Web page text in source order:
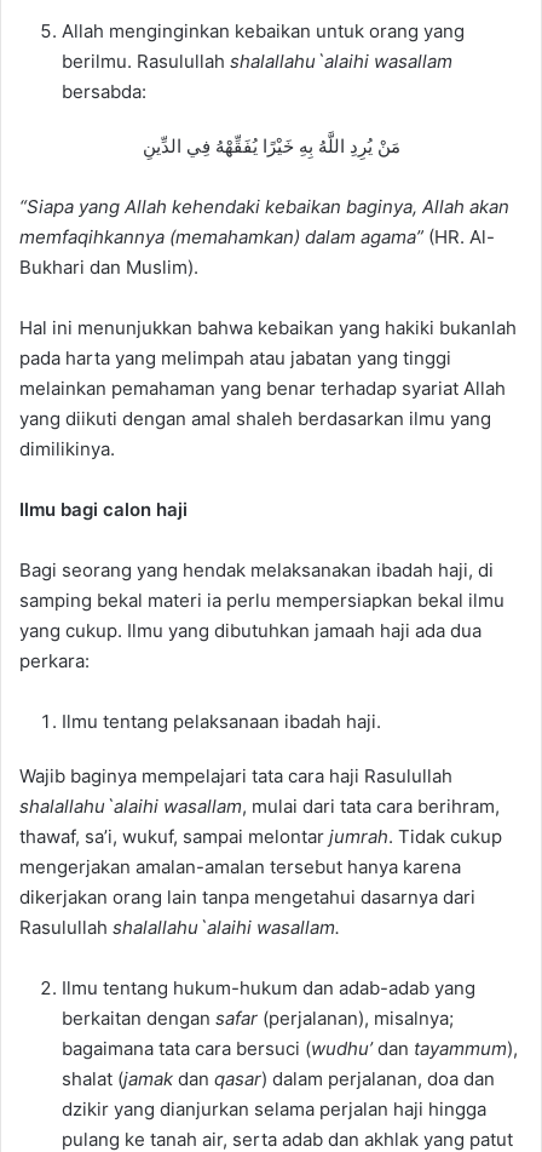
Allah menginginkan kebaikan untuk orang yang
berilmu. Rasulullah shalallahu`alaihi wasallam
bersabda:
مَنْ يُرِدِ اللَّهُ بِهِ خَيْرًا يُفَقِّهْهُ فِي الدِّينِ
“Siapa yang Allah kehendaki kebaikan baginya, Allah akan
memfaqihkannya (memahamkan) dalam agama” (HR. Al-
Bukhari dan Muslim).
Hal ini menunjukkan bahwa kebaikan yang hakiki bukanlah
pada harta yang melimpah atau jabatan yang tinggi
melainkan pemahaman yang benar terhadap syariat Allah
yang diikuti dengan amal shaleh berdasarkan ilmu yang
dimilikinya.
Ilmu bagi calon haji
Bagi seorang yang hendak melaksanakan ibadah haji, di
samping bekal materi ia perlu mempersiapkan bekal ilmu
yang cukup. Ilmu yang dibutuhkan jamaah haji ada dua
perkara:
Ilmu tentang pelaksanaan ibadah haji.
Wajib baginya mempelajari tata cara haji Rasulullah
shalallahu`alaihi wasallam, mulai dari tata cara berihram,
thawaf, sa’i, wukuf, sampai melontar jumrah. Tidak cukup
mengerjakan amalan-amalan tersebut hanya karena
dikerjakan orang lain tanpa mengetahui dasarnya dari
Rasulullah shalallahu`alaihi wasallam.
Ilmu tentang hukum-hukum dan adab-adab yang
berkaitan dengan safar (perjalanan), misalnya;
bagaimana tata cara bersuci (wudhu’dan tayammum),
shalat (jamak dan qasar) dalam perjalanan, doa dan
dzikir yang dianjurkan selama perjalan haji hingga
pulang ke tanah air, serta adab dan akhlak yang patut